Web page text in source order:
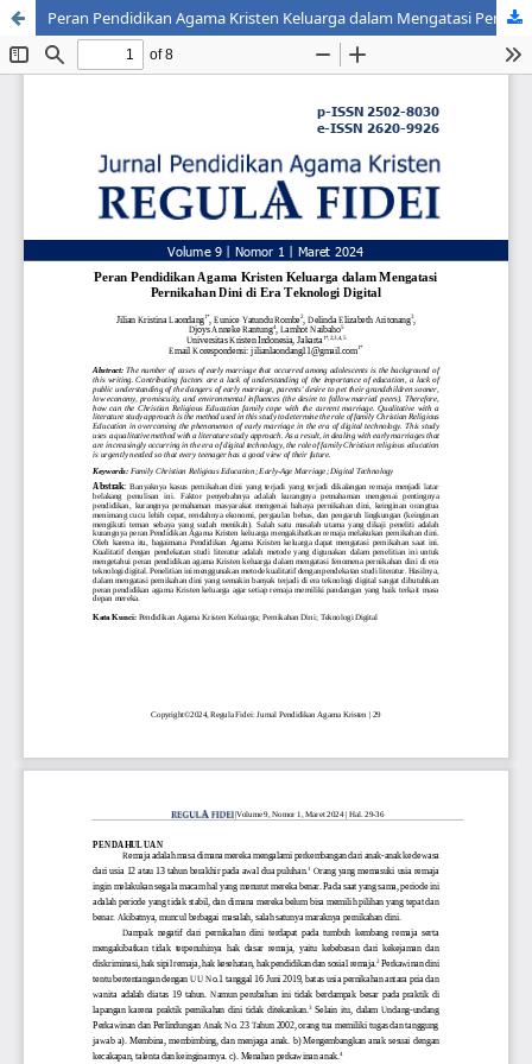
Peran Pendidikan Agama Kristen Keluarga dalam Mengatasi Pernikahan Dini di Era Teknologi Digital